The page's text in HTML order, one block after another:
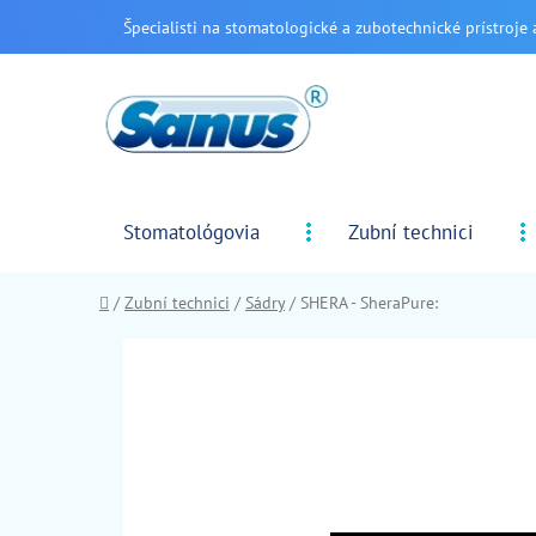
Špecialisti na stomatologické a zubotechnické prístroje
Stomatológovia Zubní technici
Domov
/ Zubní technici / Sádry / SHERA - SheraPure: